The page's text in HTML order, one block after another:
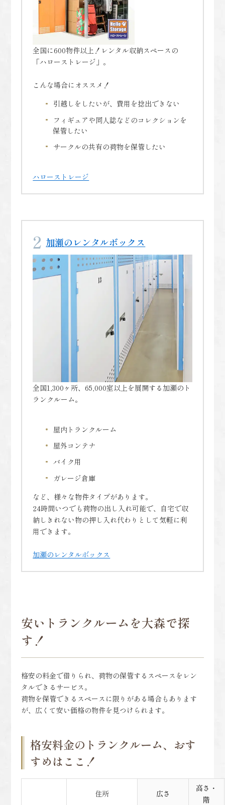
全国に600物件以上！レンタル収納スペースの
「ハローストレージ」。
こんな場合にオススメ！
引越しをしたいが、費用を捻出できない
フィギュアや同人誌などのコレクションを
保管したい
サークルの共有の荷物を保管したい
ハローストレージ
加瀬のレンタルボックス
全国1,300ヶ所、65,000室以上を展開する加瀬のト
ランクルーム。
屋内トランクルーム
屋外コンテナ
バイク用
ガレージ倉庫
など、様々な物件タイプがあります。
24時間いつでも荷物の出し入れ可能で、自宅で収
納しきれない物の押し入れ代わりとして気軽に利
用できます。
加瀬のレンタルボックス
安いトランクルームを大森で探
す！
格安の料金で借りられ、荷物の保管するスペースをレン
タルできるサービス。
荷物を保管できるスペースに限りがある場合もあります
が、広くて安い価格の物件を見つけられます。
格安料金のトランクルーム、おす
すめはここ！
住所 広さ
高さ・
階